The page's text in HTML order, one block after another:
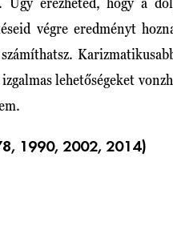
végre eredményt
lehetőségeket
1990, 2002, 2014)